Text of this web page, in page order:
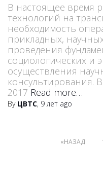
В настоящее время
технологий на
необходимость
прикладных,
проведения
социологических и
осуществления
консультирования.
2017 Read more…
By ЦВТС, 9 лет ago
НАЗАД